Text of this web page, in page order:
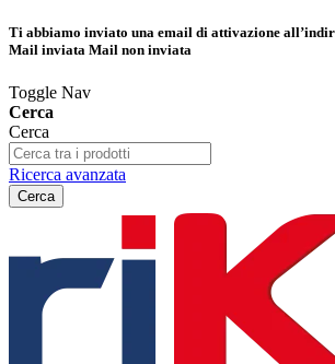
Ti abbiamo inviato una email di attivazione
Mail inviata Mail non inviata
Toggle Nav
Cerca
Cerca
Ricerca avanzata
Cerca